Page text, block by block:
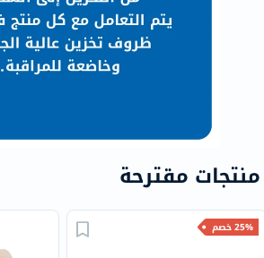
منتجات مقترحة
25% خصم